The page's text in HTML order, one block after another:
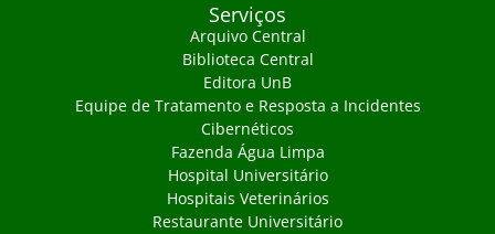
Serviços
Arquivo Central
Biblioteca Central
Editora UnB
Equipe de Tratamento e Resposta a Incidentes
Cibernéticos
Fazenda Água Limpa
Hospital Universitário
Hospitais Veterinários
Restaurante Universitário